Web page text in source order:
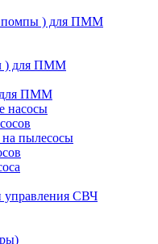
помпы ) для ПММ
) для ПММ
для ПММ
насосы
на пылесосы
управления СВЧ